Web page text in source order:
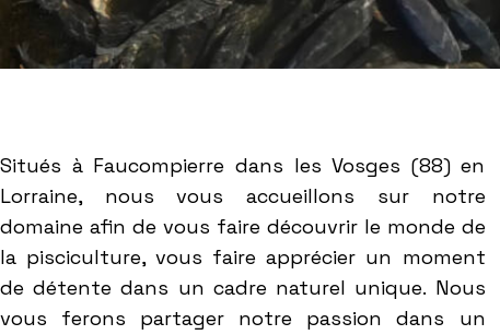
Situés à Faucompierre dans les Vosges (88) en
Lorraine, nous vous accueillons sur notre
domaine afin de vous faire découvrir le monde de
la pisciculture, vous faire apprécier un moment
de détente dans un cadre naturel unique. Nous
vous ferons partager notre passion dans un